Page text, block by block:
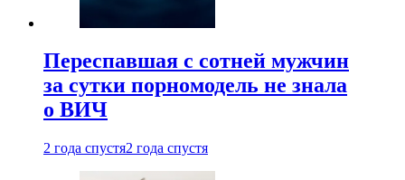
Переспавшая с сотней мужчин
за сутки порномодель не знала
о ВИЧ
2 года спустя2 года спустя